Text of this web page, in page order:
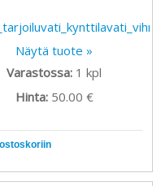
Näytä tuote »
Varastossa: 1 kpl
Hinta: 50.00 €